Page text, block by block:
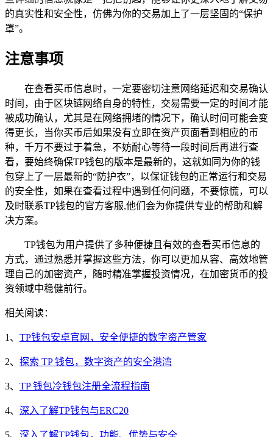
的真实性和安全性，仿佛为你的交易加上了一层坚固的“保护
罩”。
注意事项
在查看买币信息时，一定要密切注意网络延迟和交易确认
时间，由于区块链网络自身的特性，交易需要一定的时间才能
被成功确认，尤其是在网络拥堵的情况下，确认时间可能会变
得更长，当你买币后如果没有立即在资产页面看到相应的币
种，千万不要过于着急，不妨耐心等待一段时间后再进行查
看，要始终确保TP钱包的版本是最新的，这就如同为你的钱
包穿上了一层最新的“防护衣”，以保证钱包的正常运行和交易
的安全性，如果在查看过程中遇到任何问题，不要惊慌，可以
及时联系TP钱包的官方客服,他们会为你提供专业的帮助和解
决方案。
TP钱包为用户提供了多种便捷且有效的查看买币信息的
方式，通过熟悉并掌握这些方法，你可以更加从容、高效地管
理自己的加密资产，随时精准掌握投资情况，在加密货币的投
资领域中稳健前行。
相关阅读：
1、 TP钱包安卓官网，安全便捷的数字资产管家
2、 探索 TP 钱包，数字资产的安全港湾
3、 TP 钱包冷钱包注册全流程指南
4、 深入了解TP钱包与ERC20
5、 深入了解TP钱包，功能、优势与安全